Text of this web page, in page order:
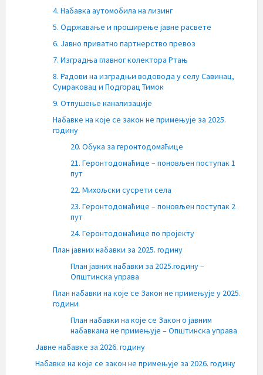
4. Набавка аутомобила на лизинг
5. Одржавање и проширење јавне расвете
6. Јавно приватно партнерство превоз
7. Изградња главног колектора Ртањ
8. Радови на изградњи водовода у селу Савинац,
Сумраковац и Подгорац Тимок
9. Отпушење канализације
Набавке на које се закон не примењује за 2025.
годину
20. Обука за геронтодомаћице
21. Геронтодомаћице – поновљен поступак 1
пут
22. Михољски сусрети села
23. Геронтодомаћице – поновљен поступак 2
пут
24. Геронтодомаћице по пројекту
План јавних набавки за 2025. годину
План јавних набавки за 2025.годину –
Општинска управа
План набавки на које се Закон не примењује у 2025.
години
План набавки на које се Закон о јавним
набавкама не примењује – Општинска управа
Јавне набавке за 2026. годину
Набавке на које се закон не примењује за 2026. годину